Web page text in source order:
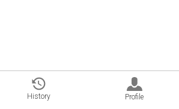
History Profile